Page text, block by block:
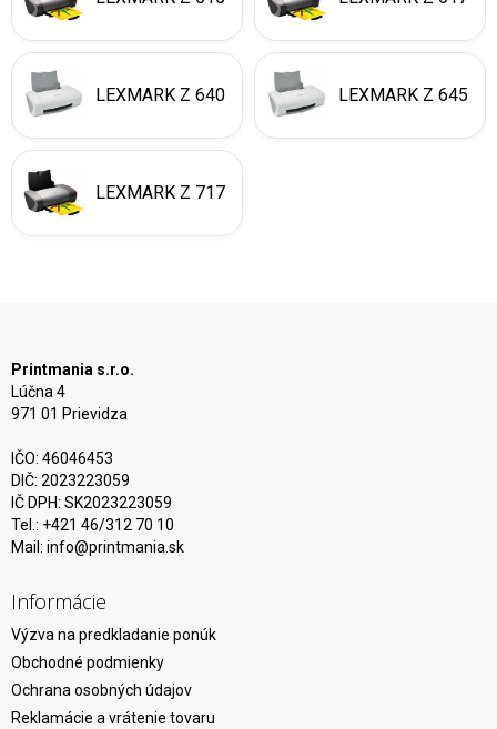
LEXMARK Z 640 LEXMARK Z 645
LEXMARK Z 717
Printmania s.r.o.
Lúčna 4
971 01 Prievidza
IČO: 46046453
DIČ: 2023223059
IČ DPH: SK2023223059
Tel.: +421 46/312 70 10
Mail: info@printmania.sk
Informácie
Výzva na predkladanie ponúk
Obchodné podmienky
Ochrana osobných údajov
Reklamácie a vrátenie tovaru